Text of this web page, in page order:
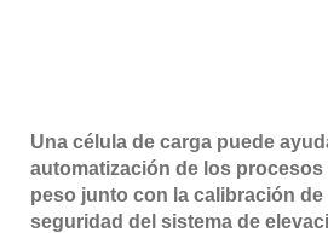
Una célula de carga puede
automatización de los
peso junto con la calibración de
seguridad del sistema de